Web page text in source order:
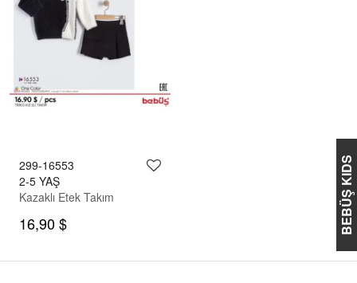
BEBÜŞ KIDS
299-16553
2-5 YAŞ
Kazaklı Etek Takım
16,90 $